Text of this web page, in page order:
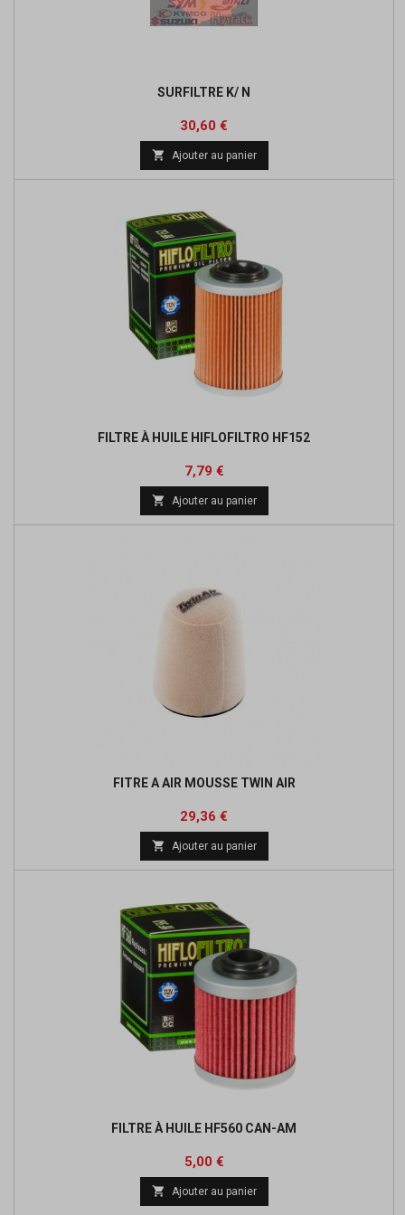
SURFILTRE K/ N
Prix
30,60 €
 Ajouter au panier
FILTRE À HUILE HIFLOFILTRO HF152
Prix
7,79 €Prix
base
 Ajouter au panier
FITRE A AIR MOUSSE TWIN AIR
Prix
29,36 €
base
 Ajouter au panier
FILTRE À HUILE HF560 CAN-AM
Prix
5,00 €Prix
base
 Ajouter au panier